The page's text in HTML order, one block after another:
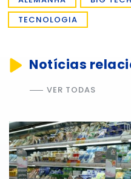
TECNOLOGIA
Notícias
VER TODAS